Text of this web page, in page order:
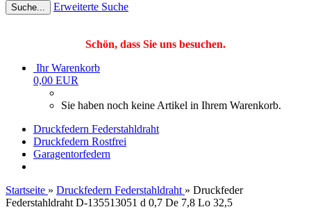
Suche... Erweiterte Suche
Schön, dass Sie uns besuchen.
Ihr Warenkorb
0,00 EUR
Sie haben noch keine Artikel in Ihrem Warenkorb.
Druckfedern Federstahldraht
Druckfedern Rostfrei
Garagentorfedern
Startseite » Druckfedern Federstahldraht » Druckfeder
Federstahldraht D-135513051 d 0,7 De 7,8 Lo 32,5